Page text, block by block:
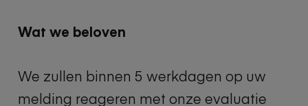
Wat we beloven
We zullen binnen 5 werkdagen op uw
melding reageren met onze evaluatie